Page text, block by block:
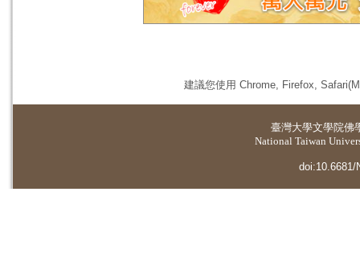
建議您使用 Chrome, Firefox,
臺灣大學文學院佛
National Taiwan
doi:10.6681/